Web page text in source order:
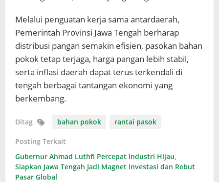
Melalui penguatan kerja sama antardaerah,
Pemerintah Provinsi Jawa Tengah berharap
distribusi pangan semakin efisien, pasokan bahan
pokok tetap terjaga, harga pangan lebih stabil,
serta inflasi daerah dapat terus terkendali di
tengah berbagai tantangan ekonomi yang
berkembang.
Ditag bahan pokok rantai pasok
Posting Terkait
Gubernur Ahmad Luthfi Percepat Industri Hijau,
Siapkan Jawa Tengah Jadi Magnet Investasi dan Rebut
Pasar Global